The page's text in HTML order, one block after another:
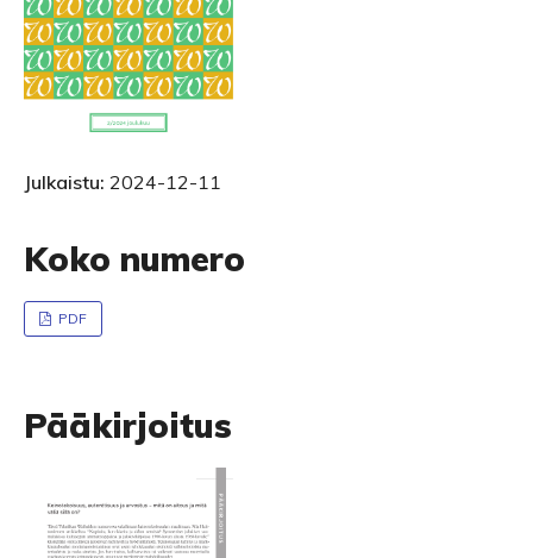
Julkaistu: 2024-12-11
Koko numero
PDF
Pääkirjoitus